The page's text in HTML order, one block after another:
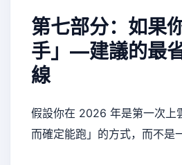
第七部分：如果
手」—建議的最
線
假設你在 2026 年是第一次上
而確定能跑」的方式，而不是